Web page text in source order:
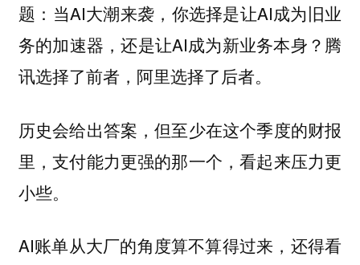
题：当AI大潮来袭，你选择是让AI成为旧业
务的加速器，还是让AI成为新业务本身？腾
讯选择了前者，阿里选择了后者。
历史会给出答案，但至少在这个季度的财报
里，支付能力更强的那一个，看起来压力更
小些。
AI账单从大厂的角度算不算得过来，还得看